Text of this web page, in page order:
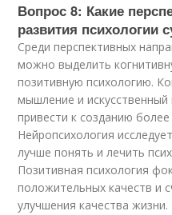
Вопрос 8: Какие
развития психологии
Среди перспективных
можно выделить
позитивную психологию.
мышление и
привести к созданию
Нейропсихология
лучше понять и лечить
Позитивная психология
положительных качеств и
улучшения качества